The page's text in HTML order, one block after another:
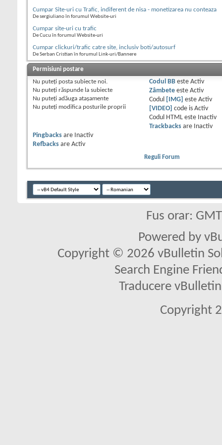
Cumpar Site-uri cu Trafic, indiferent de nisa - monetizarea nu conteaza
De sergiuliano în forumul Website-uri
Cumpar site-uri cu trafic
De Cucu în forumul Website-uri
Cumpar clickuri/trafic catre site, inclusiv boti/autosurf
De Serban Cristian în forumul Link-uri/Bannere
Permisiuni postare
Nu puteţi posta subiecte noi.
Nu puteţi răspunde la subiecte
Nu puteţi adăuga ataşamente
Nu puteţi modifica posturile proprii
Codul BBeste Activ
Zâmbeteeste Activ
Codul
[IMG] este Activ
[VIDEO]
code is Activ
Codul HTML este
Inactiv
Trackbacksare
Inactiv
Pingbacks are
Inactiv
Refbacks are Activ
Reguli Forum
Fus orar:
Powered by
Copyright © 2026 vBulletin
Search Engine
Traducere
Copyright